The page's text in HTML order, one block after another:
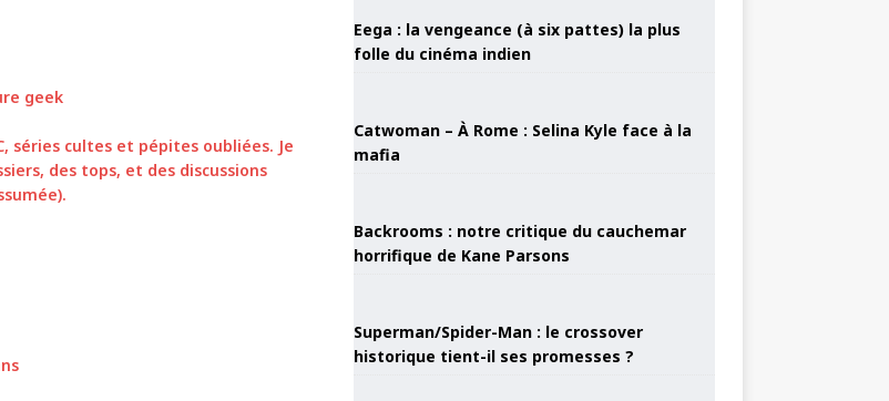
geek
séries cultes et pépites oubliées. Je
des tops, et des discussions
Eega : la vengeance (à six pattes) la plus
folle du cinéma indien
Catwoman – À Rome : Selina Kyle face à la
mafia
Backrooms : notre critique du cauchemar
horrifique de Kane Parsons
Superman/Spider-Man : le crossover
historique tient-il ses promesses ?